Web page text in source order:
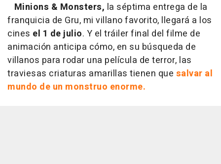
Minions & Monsters, la séptima entrega de la
franquicia de Gru, mi villano favorito, llegará a los
cines el 1 de julio. Y el tráiler final del filme de
animación anticipa cómo, en su búsqueda de
villanos para rodar una película de terror, las
traviesas criaturas amarillas tienen que salvar al
mundo de un monstruo enorme.